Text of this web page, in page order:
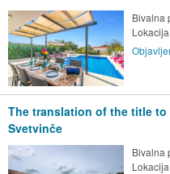
Bivalna
The translation of the title
Svetvinče
Bivalna